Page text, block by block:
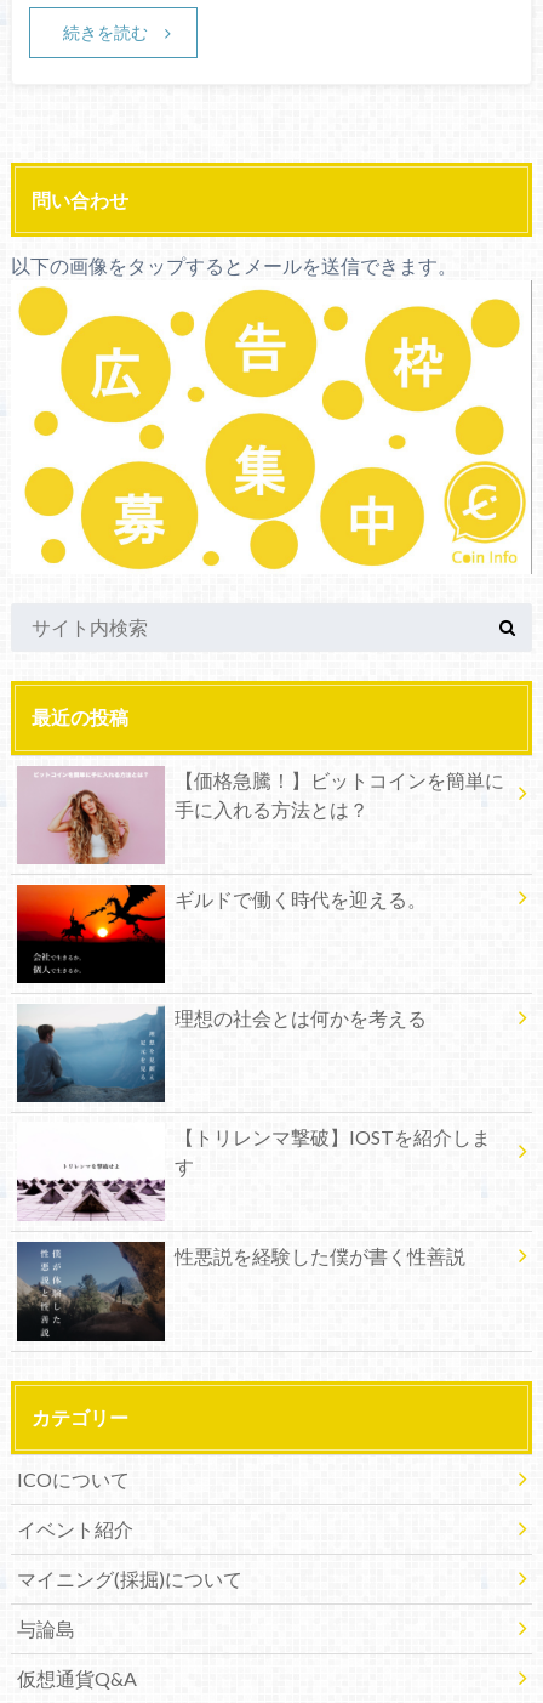
続きを読む
問い合わせ
以下の画像をタップするとメールを送信できます。
最近の投稿
【価格急騰！】ビットコインを簡単に
手に入れる方法とは？
ギルドで働く時代を迎える。
理想の社会とは何かを考える
【トリレンマ撃破】IOSTを紹介しま
す
性悪説を経験した僕が書く性善説
カテゴリー
ICOについて
イベント紹介
マイニング(採掘)について
与論島
仮想通貨Q&A